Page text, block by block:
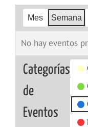
Mes Semana
No hay eventos
Categorías
de
Eventos